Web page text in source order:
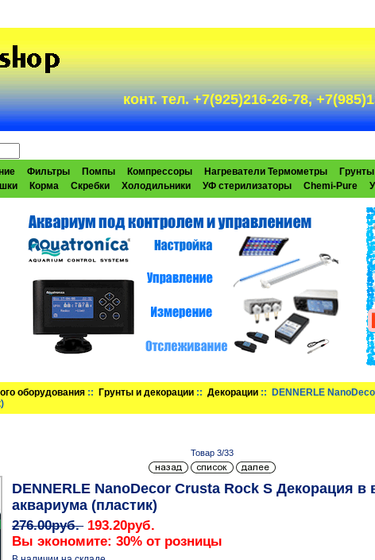
конт. тел. +7(925)216-26-78,
Фильтры Помпы Компрессоры Нагреватели Термометры
Корма Скребки Холодильники УФ стерилизаторы Chemi-Pure
оборудования :: Грунты и декорации ::Декорации :: DENNERLE
Товар 3/33
DENNERLE NanoDecor Crusta Rock S Декорация
аквариума (пластик)
276.00руб. 193.20руб.
Вы экономите: 30% от розницы